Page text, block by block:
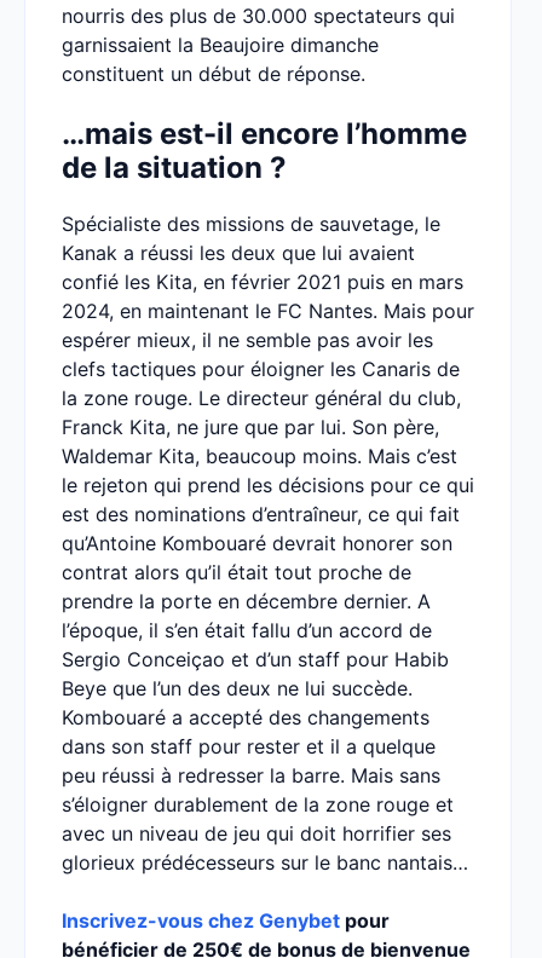
nourris des plus de 30.000 spectateurs qui
garnissaient la Beaujoire dimanche
constituent un début de réponse.
…mais est-il encore l’homme
de la situation ?
Spécialiste des missions de sauvetage, le
Kanak a réussi les deux que lui avaient
confié les Kita, en février 2021 puis en mars
2024, en maintenant le FC Nantes. Mais pour
espérer mieux, il ne semble pas avoir les
clefs tactiques pour éloigner les Canaris de
la zone rouge. Le directeur général du club,
Franck Kita, ne jure que par lui. Son père,
Waldemar Kita, beaucoup moins. Mais c’est
le rejeton qui prend les décisions pour ce qui
est des nominations d’entraîneur, ce qui fait
qu’Antoine Kombouaré devrait honorer son
contrat alors qu’il était tout proche de
prendre la porte en décembre dernier. A
l’époque, il s’en était fallu d’un accord de
Sergio Conceiçao et d’un staff pour Habib
Beye que l’un des deux ne lui succède.
Kombouaré a accepté des changements
dans son staff pour rester et il a quelque
peu réussi à redresser la barre. Mais sans
s’éloigner durablement de la zone rouge et
avec un niveau de jeu qui doit horrifier ses
glorieux prédécesseurs sur le banc nantais…
Inscrivez-vous chez Genybet pour
bénéficier de 250€ de bonus de bienvenue